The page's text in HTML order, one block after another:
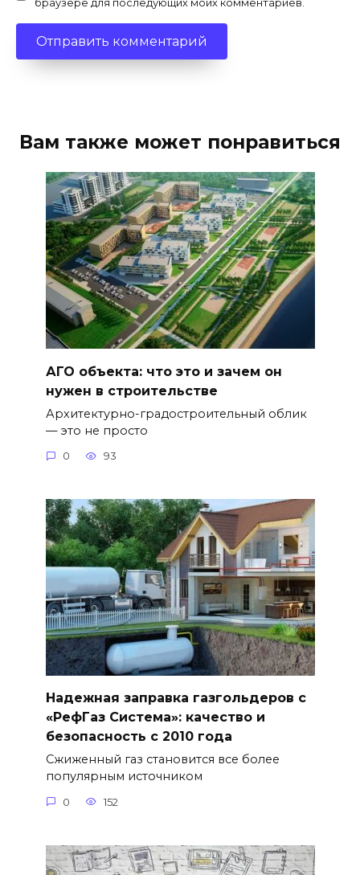
браузере для последующих моих комментариев.
Вам также может понравиться
АГО объекта: что это и зачем он
нужен в строительстве
Архитектурно-градостроительный облик
— это не просто
0 93
Надежная заправка газгольдеров с
«РефГаз Система»: качество и
безопасность с 2010 года
Сжиженный газ становится все более
популярным источником
0 152